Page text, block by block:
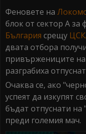
seconds
Феновете на
блок от сектор А за
България срещу
двата отбора
привържениците
разграбиха
Очаква се, ако
успеят да изкупят
бъдат отпуснати на
преди големия мач.